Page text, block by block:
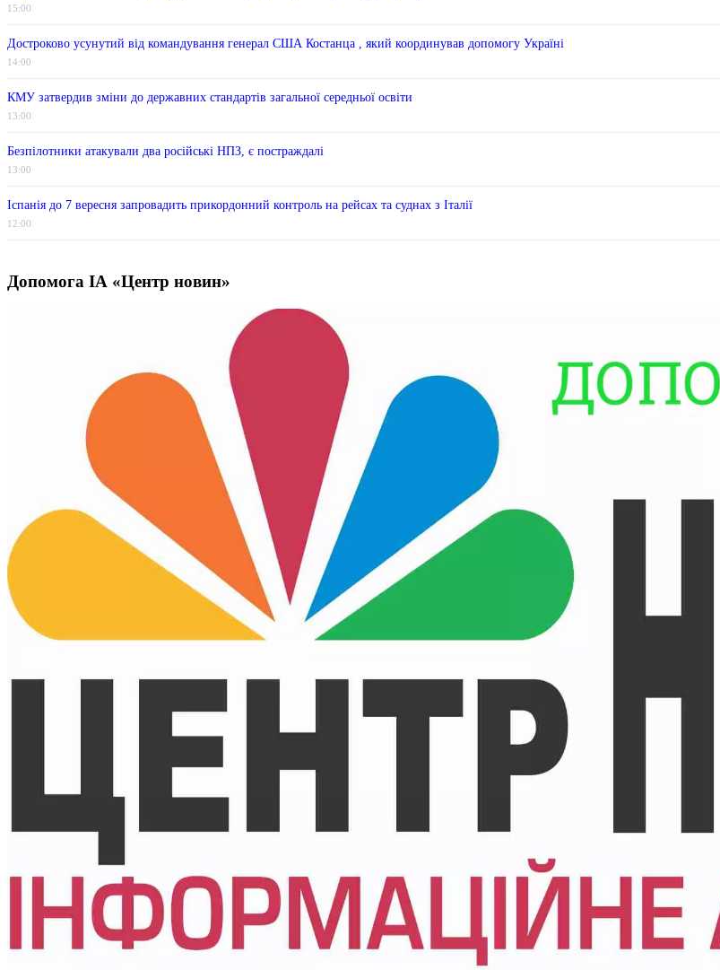
15:00
Достроково усунутий від командування генерал США Костанца , який координував допомогу Україні
14:00
КМУ затвердив зміни до державних стандартів загальної середньої освіти
13:00
Безпілотники атакували два російські НПЗ, є постраждалі
13:00
Іспанія до 7 вересня запровадить прикордонний контроль на рейсах та суднах з Італії
12:00
Допомога ІА «Центр новин»